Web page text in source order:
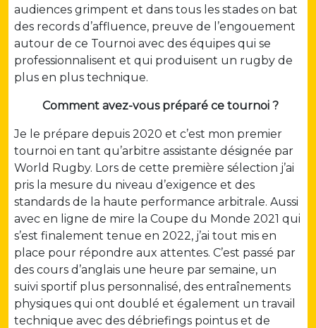
audiences grimpent et dans tous les stades on bat
des records d’affluence, preuve de l’engouement
autour de ce Tournoi avec des équipes qui se
professionnalisent et qui produisent un rugby de
plus en plus technique.
Comment avez-vous préparé ce tournoi ?
Je le prépare depuis 2020 et c’est mon premier
tournoi en tant qu’arbitre assistante désignée par
World Rugby. Lors de cette première sélection j’ai
pris la mesure du niveau d’exigence et des
standards de la haute performance arbitrale. Aussi
avec en ligne de mire la Coupe du Monde 2021 qui
s’est finalement tenue en 2022, j’ai tout mis en
place pour répondre aux attentes. C’est passé par
des cours d’anglais une heure par semaine, un
suivi sportif plus personnalisé, des entraînements
physiques qui ont doublé et également un travail
technique avec des débriefings pointus et de